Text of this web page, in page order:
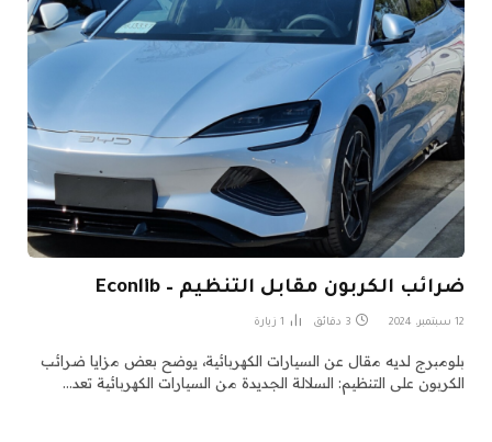
ضرائب الكربون مقابل التنظيم – Econlib
12 سبتمبر، 2024 3 دقائق 1 زيارة
بلومبرج لديه مقال عن السيارات الكهربائية، يوضح بعض مزايا ضرائب
الكربون على التنظيم: السلالة الجديدة من السيارات الكهربائية تعد…